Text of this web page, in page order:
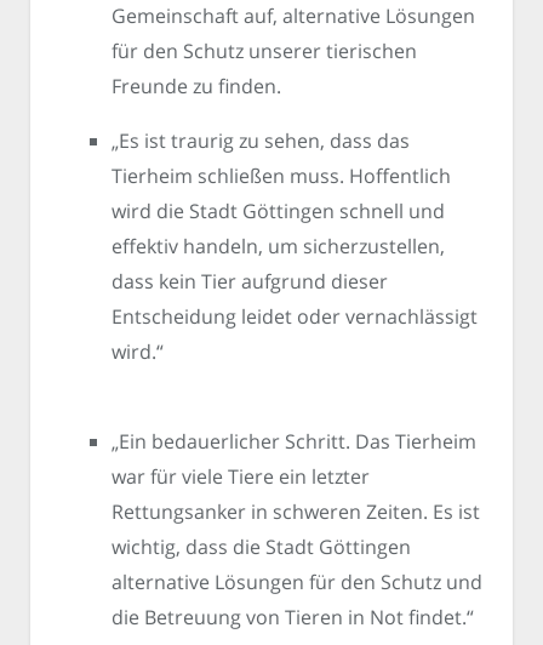
Gemeinschaft auf, alternative Lösungen
für den Schutz unserer tierischen
Freunde zu finden.
„Es ist traurig zu sehen, dass das
Tierheim schließen muss. Hoffentlich
wird die Stadt Göttingen schnell und
effektiv handeln, um sicherzustellen,
dass kein Tier aufgrund dieser
Entscheidung leidet oder vernachlässigt
wird.“
„Ein bedauerlicher Schritt. Das Tierheim
war für viele Tiere ein letzter
Rettungsanker in schweren Zeiten. Es ist
wichtig, dass die Stadt Göttingen
alternative Lösungen für den Schutz und
die Betreuung von Tieren in Not findet.“